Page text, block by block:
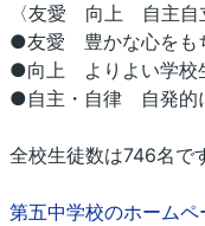
〈友愛 向上 自主自
●友愛 豊かな心をも
●向上 よりよい学校
●自主・自律 自発的
全校生徒数は746名で
第五中学校のホーム